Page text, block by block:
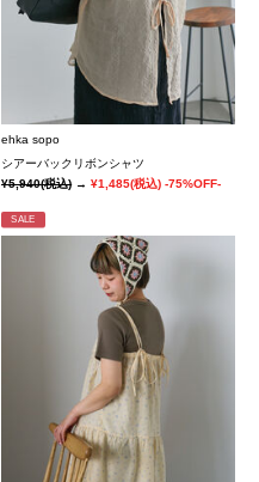
ehka sopo
シアーバックリボンシャツ
¥5,940(税込)→¥1,485(税込) -75%OFF-
SALE